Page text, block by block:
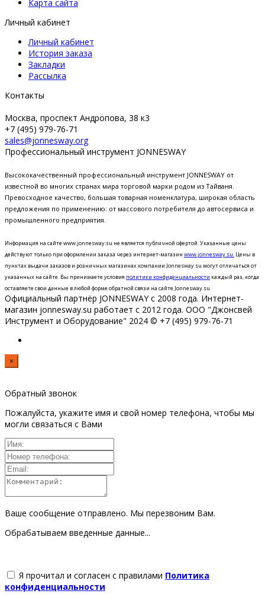
Карта сайта
Личный кабинет
Личный кабинет
История заказа
Закладки
Рассылка
Контакты
Москва, проспект Андропова, 38 к3
+7 (495) 979-76-71
sales@jonnesway.org
Профессиональный инструмент JONNESWAY
Высококачественный профессиональный инструмент JONNESWAY от
известной во многих странах мира торговой марки родом из Тайваня.
Превосходное качество, большая товарная номенклатура, широкая область
предложения по применению: от массового потребителя до автосервиса и
промышленного предприятия.
Информация на сайте www.jonnesway.su не является публичной офертой. Указанные цены
действуют только при оформлении заказа через интернет-магазин www.jonnesway.su. Цены в
пунктах выдачи заказов и розничных магазинах компании Jonnesway.su могут отличаться от
указанных на сайте. Вы принимаете условия политики конфиденциальности каждый раз, когда
оставляете свои данные в любой форме обратной связи на сайте Jonnesway.su.
Официальный партнёр JONNESWAY с 2008 года. Интернет-
магазин jonnesway.su работает с 2012 года. ООО "Джонсвей
Инструмент и Оборудование" 2024 © +7 (495) 979-76-71
×
Обратный звонок
Пожалуйста, укажите имя и свой номер телефона, чтобы мы
могли связаться с Вами
Ваше сообщение отправлено. Мы перезвоним Вам.
Обрабатываем введенные данные...
Я прочитал и согласен с правилами Политика
конфиденциальности